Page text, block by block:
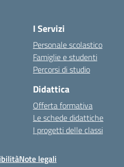
I Servizi
Personale scolastico
Famiglie e studenti
Percorsi di studio
Didattica
Offerta formativa
Le schede didattiche
I progetti delle classi
Note legali